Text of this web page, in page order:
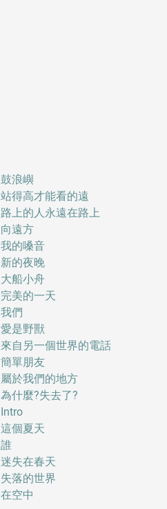
鼓浪嶼
站得高才能看的遠
路上的人永遠在路上
向遠方
我的嗓音
新的夜晚
大船小舟
完美的一天
我們
愛是野獸
來自另一個世界的電話
簡單朋友
屬於我們的地方
為什麼?失去了?
Intro
這個夏天
誰
迷失在春天
失落的世界
在空中